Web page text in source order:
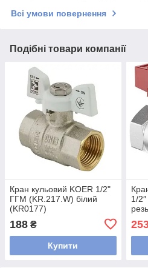
Всі умови повернення
Подібні товари компанії
Кран кульовий KOER 1/2"
ГГМ (KR.217.W) білий
(KR0177)
188 ₴
Купити
1/